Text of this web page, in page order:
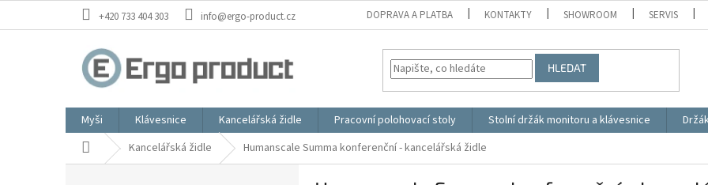
+420 733 404 303 info@ergo-product.cz DOPRAVA A PLATBA KONTAKTY SHOWROOM SERVIS
HLEDAT
Myši Klávesnice Kancelářská židle Pracovní polohovací stoly Stolní držák monitoru a klávesnice
Domů Kancelářská židle Humanscale Summa konferenční - kancelářská židle